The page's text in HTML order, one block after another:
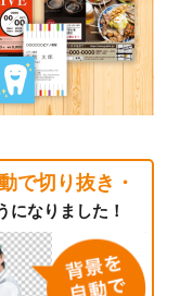
で切り抜き・
になりました！